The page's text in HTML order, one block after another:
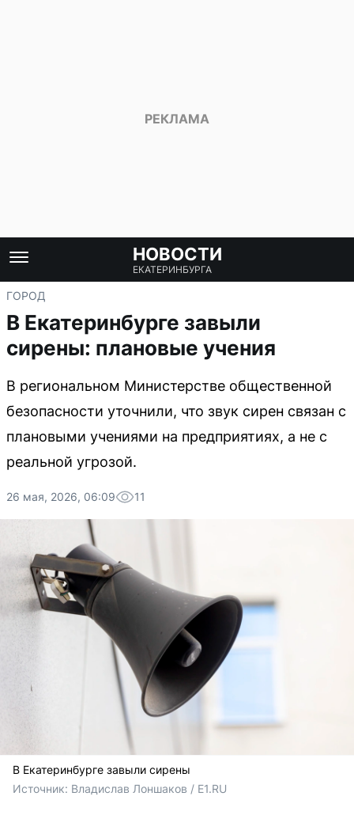
НОВОСТИ
ЕКАТЕРИНБУРГА
ГОРОД
В Екатеринбурге завыли
сирены: плановые учения
В региональном Министерстве общественной
безопасности уточнили, что звук сирен связан с
плановыми учениями на предприятиях, а не с
реальной угрозой.
26 мая, 2026, 06:09 11
В Екатеринбурге завыли сирены
Источник: Владислав Лоншаков / E1.RU